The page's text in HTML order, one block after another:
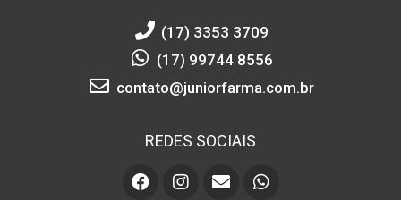
(17) 3353 3709
(17) 99744 8556
contato@juniorfarma.com.br
REDES SOCIAIS